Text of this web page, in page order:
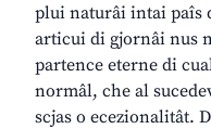
plui naturâi intai paîs
articui di gjornâi nus
partence eterne di
normâl, che al
scjas o ecezionalitât.